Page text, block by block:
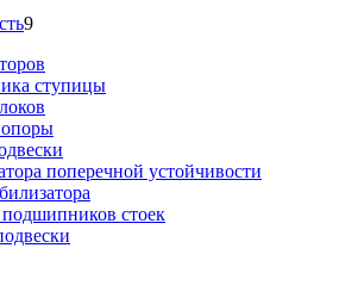
9
ступицы
поперечной устойчивости
стоек